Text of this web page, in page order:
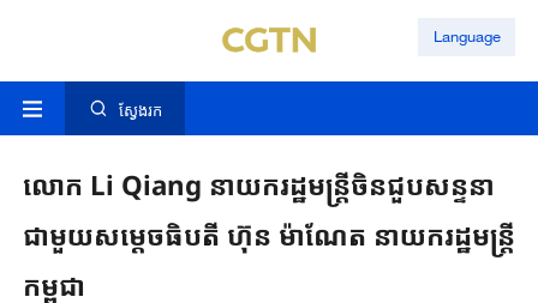
Language
ស្វែងរក
លោក Li Qiang នាយករដ្ឋមន្ត្រីចិនជួបសន្ទនា
ជាមួយសម្តេចធិបតី ហ៊ុន ម៉ាណែត នាយករដ្ឋមន្ត្រី
កម្ពុជា